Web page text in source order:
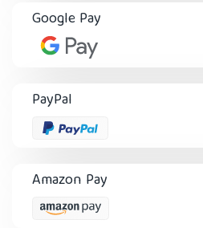
Google Pay
PayPal
Amazon Pay